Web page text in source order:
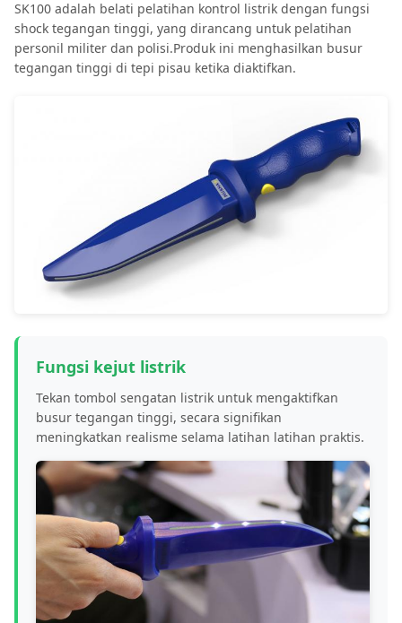
SK100 adalah belati pelatihan kontrol listrik dengan fungsi
shock tegangan tinggi, yang dirancang untuk pelatihan
personil militer dan polisi.Produk ini menghasilkan busur
tegangan tinggi di tepi pisau ketika diaktifkan.
Fungsi kejut listrik
Tekan tombol sengatan listrik untuk mengaktifkan
busur tegangan tinggi, secara signifikan
meningkatkan realisme selama latihan latihan praktis.